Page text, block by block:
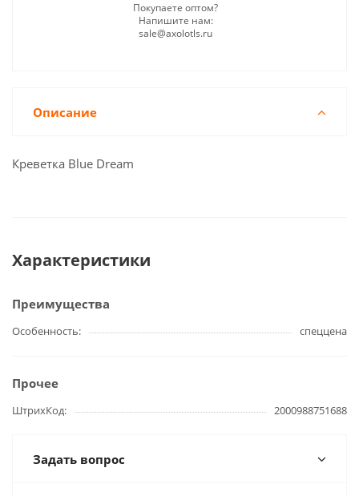
Покупаете оптом?
Напишите нам:
sale@axolotls.ru
Описание
Креветка Blue Dream
Характеристики
Преимущества
Особенность спеццена
Прочее
ШтрихКод 2000988751688
Задать вопрос